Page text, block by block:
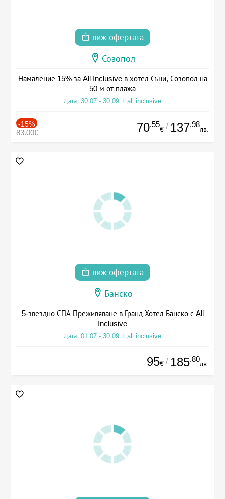
виж офертата
Созопол
Намаление 15% за All Inclusive в хотел Съни, Созопол на
50 м от плажа
Дата: 30.07 - 30.09 + all inclusive
-15%
83.00€ 70.55
€ / 137.98
лв.
виж офертата
Банско
5-звездно СПА Преживяване в Гранд Хотел Банско с All
Inclusive
Дата: 01.07 - 30.09 + all inclusive
95€ / 185.80
лв.